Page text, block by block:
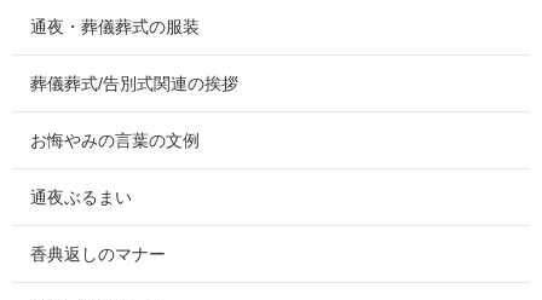
通夜・葬儀葬式の服装
葬儀葬式/告別式関連の挨拶
お悔やみの言葉の文例
通夜ぶるまい
香典返しのマナー